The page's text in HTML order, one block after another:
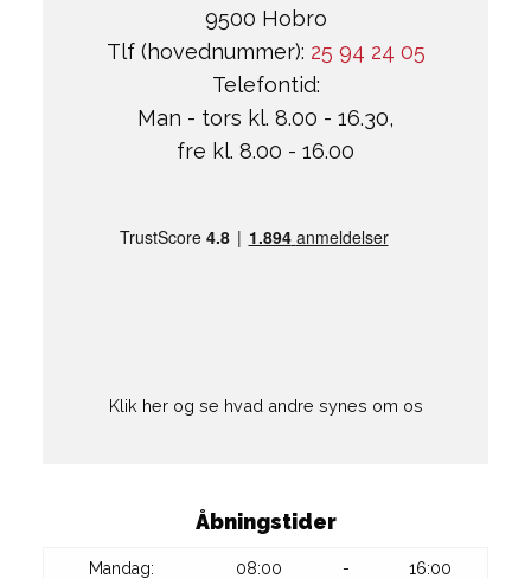
9500 Hobro
Tlf (hovednummer): 25 94 24 05
Telefontid:
Man - tors kl. 8.00 - 16.30,
fre kl. 8.00 - 16.00
Klik her og se hvad andre synes om os
Åbningstider
Mandag: 08:00 - 16:00